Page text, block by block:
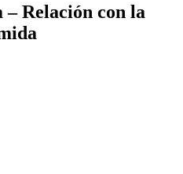
Relación con la